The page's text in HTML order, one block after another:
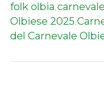
folk olbia,
Olbiese 2025,
del Carnevale